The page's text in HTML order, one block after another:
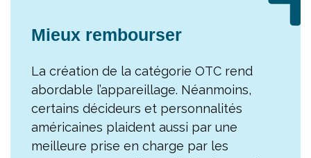
Mieux rembourser
La création de la catégorie OTC rend
abordable l’appareillage. Néanmoins,
certains décideurs et personnalités
américaines plaident aussi par une
meilleure prise en charge par les